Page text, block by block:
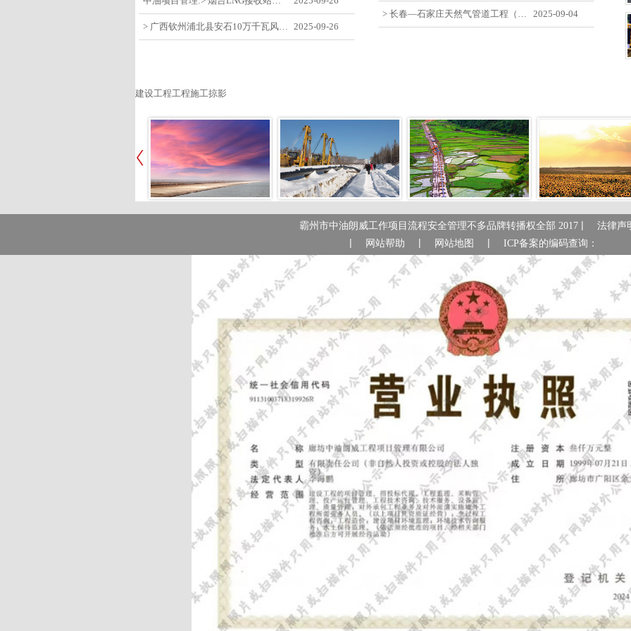
2025-09-26
2025-09-04
建设工程工程施工掠影
霸州市中油朗威工作项目流程安全管理不多品牌转播权全部 2017 | 法律声
| 网站帮助 | 网站地图 | ICP备案的编码查询：